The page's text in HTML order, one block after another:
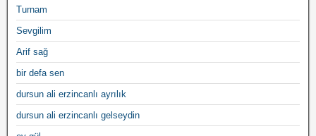
Turnam
Sevgilim
Arif sağ
bir defa sen
dursun ali erzincanlı ayrılık
dursun ali erzincanlı gelseydin